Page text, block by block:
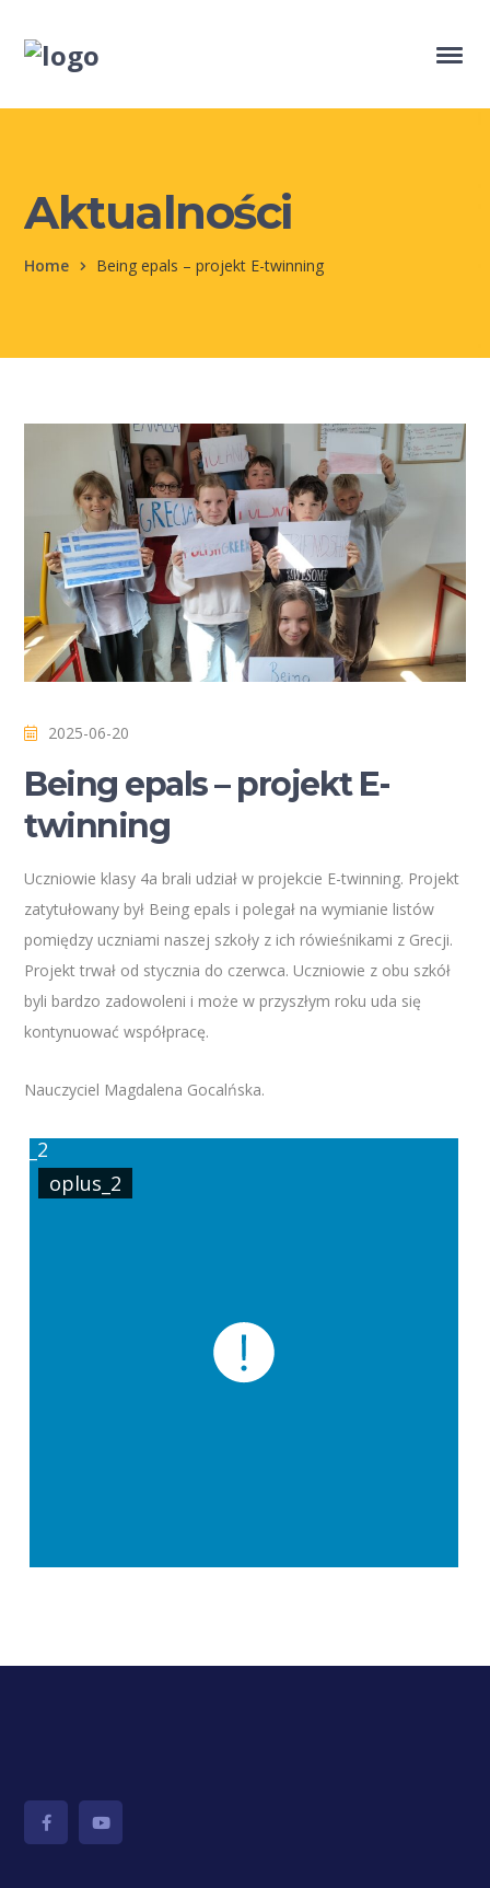
Aktualności
Home Being epals – projekt E-twinning
2025-06-20
Being epals – projekt E-
twinning
Uczniowie klasy 4a brali udział w projekcie E-twinning. Projekt
zatytułowany był Being epals i polegał na wymianie listów
pomiędzy uczniami naszej szkoły z ich rówieśnikami z Grecji.
Projekt trwał od stycznia do czerwca. Uczniowie z obu szkół
byli bardzo zadowoleni i może w przyszłym roku uda się
kontynuować współpracę.
Nauczyciel Magdalena Gocalńska.
oplus_2